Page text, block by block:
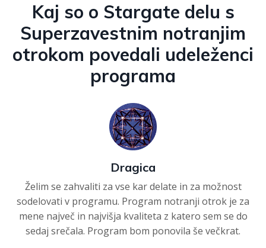
Kaj so o Stargate delu s
Superzavestnim notranjim
otrokom povedali udeleženci
programa
Dragica
Želim se zahvaliti za vse kar delate in za možnost
sodelovati v programu. Program notranji otrok je za
mene največ in najvišja kvaliteta z katero sem se do
sedaj srečala. Program bom ponovila še večkrat.